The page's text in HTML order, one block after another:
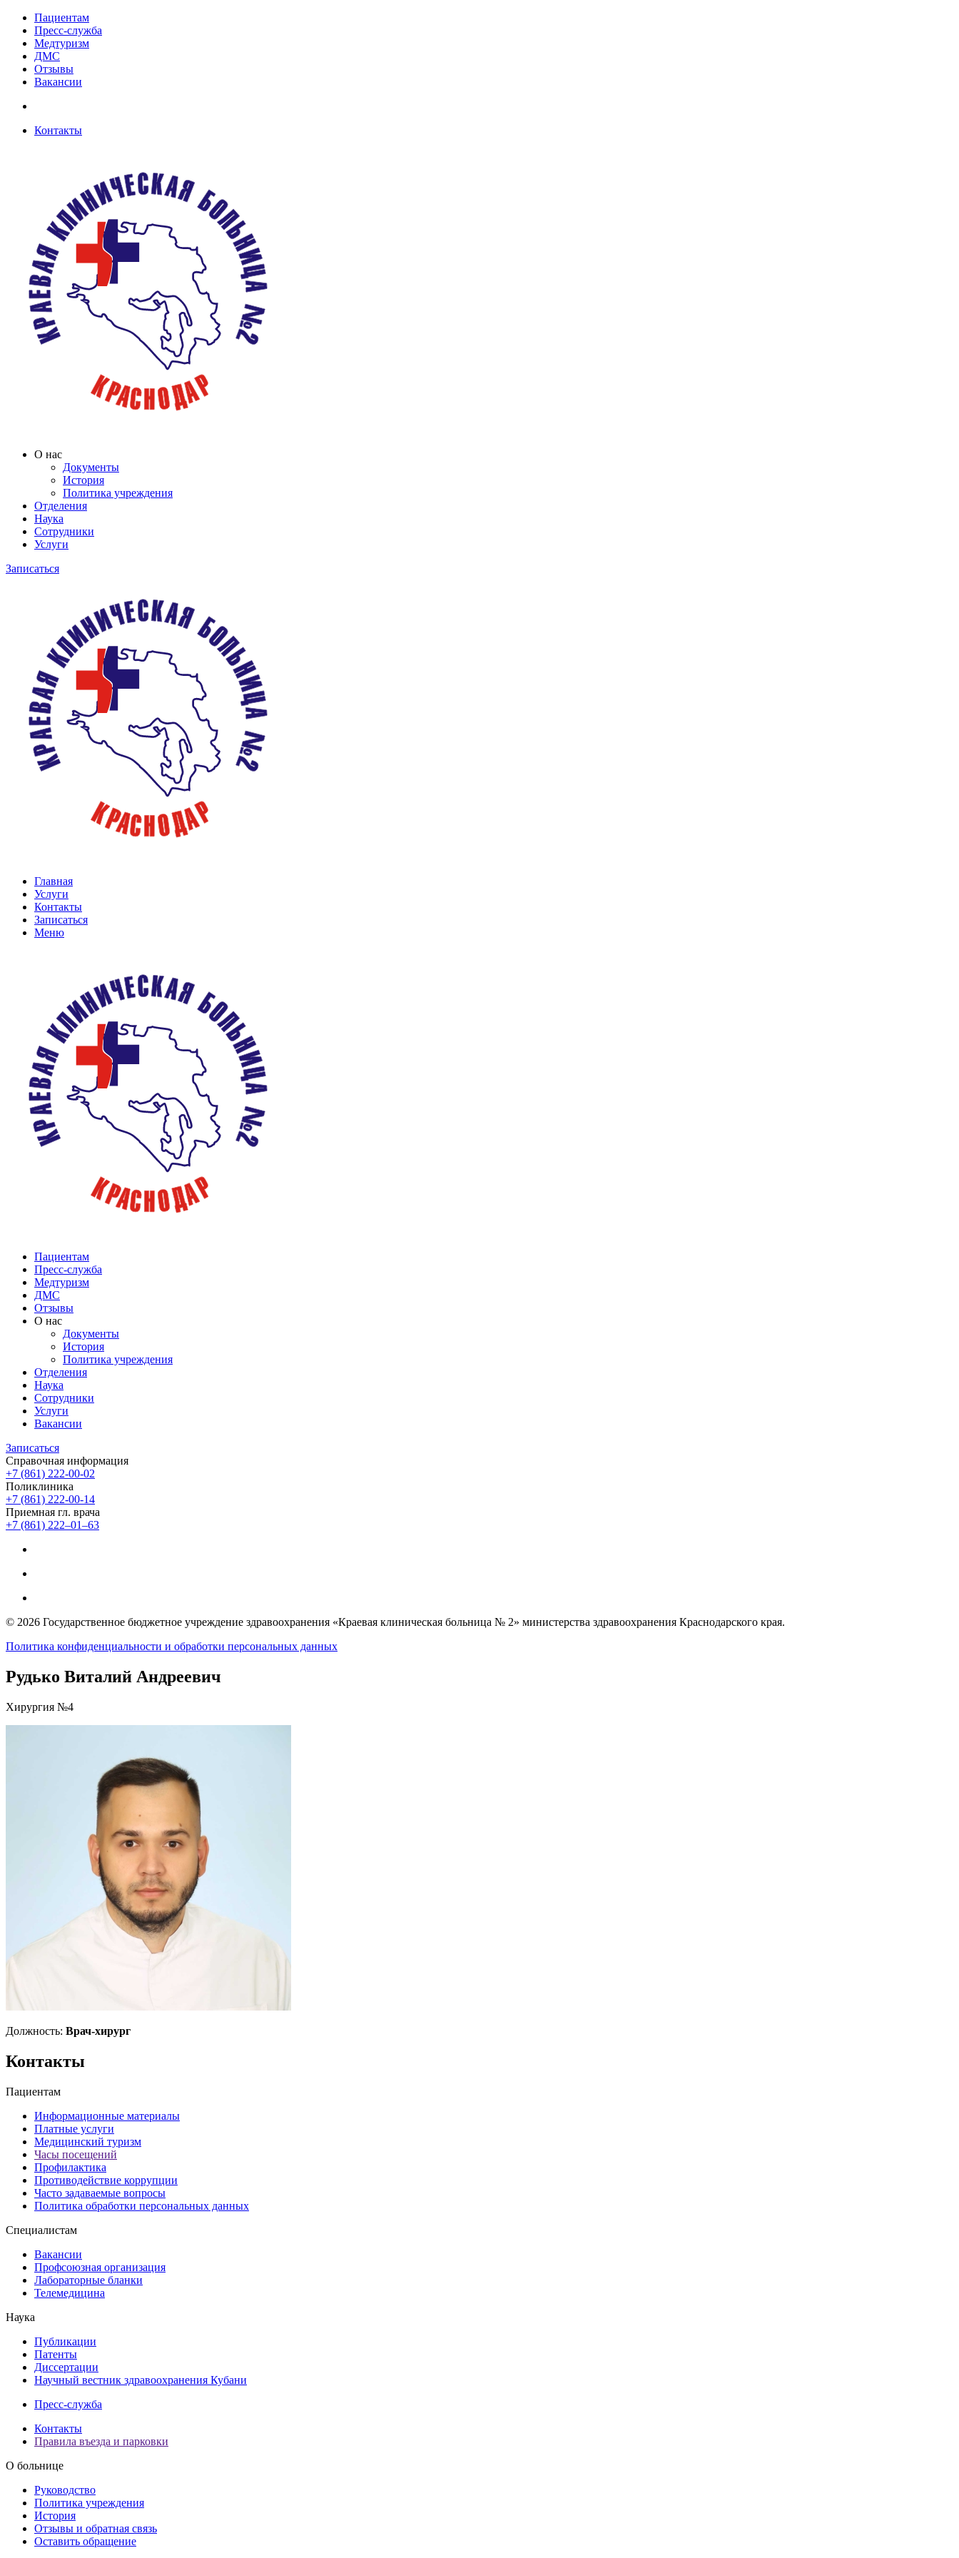
Пациентам
Пресс-служба
Медтуризм
ДМС
Отзывы
Вакансии
Контакты
О нас
Документы
История
Политика учреждения
Отделения
Наука
Сотрудники
Услуги
Записаться
Главная
Услуги
Контакты
Записаться
Меню
Пациентам
Пресс-служба
Медтуризм
ДМС
Отзывы
О нас
Документы
История
Политика учреждения
Отделения
Наука
Сотрудники
Услуги
Вакансии
Записаться
Справочная информация
+7 (861) 222-00-02
Поликлиника
+7 (861) 222-00-14
Приемная гл. врача
+7 (861) 222‒01‒63
© 2026 Государственное бюджетное учреждение здравоохранения «Краевая клиническая больница № 2» министерства здравоохранения Краснодарского края.
Политика конфиденциальности и обработки персональных данных
Рудько Виталий Андреевич
Хирургия №4
Должность: Врач-хирург
Контакты
Пациентам
Информационные материалы
Платные услуги
Медицинский туризм
Часы посещений
Профилактика
Противодействие коррупции
Часто задаваемые вопросы
Политика обработки персональных данных
Специалистам
Вакансии
Профсоюзная организация
Лабораторные бланки
Телемедицина
Наука
Публикации
Патенты
Диссертации
Научный вестник здравоохранения Кубани
Пресс-служба
Контакты
Правила въезда и парковки
О больнице
Руководство
Политика учреждения
История
Отзывы и обратная связь
Оставить обращение